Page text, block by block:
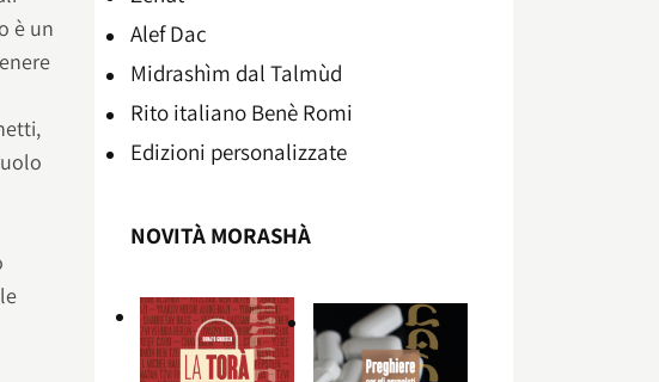
è un
Alef Dac
Midrashìm dal Talmùd
Rito italiano Benè Romi​
Edizioni personalizzate
NOVITÀ MORASHÀ